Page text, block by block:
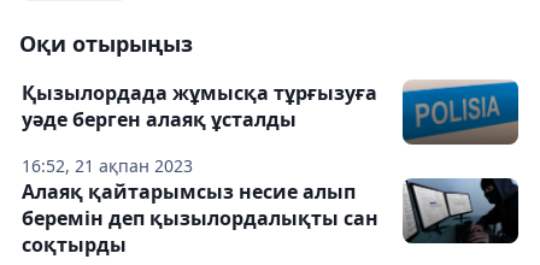
Оқи отырыңыз
16:52, 21 ақпан 2023
Қызылордада жұмысқа тұрғызуға
уәде берген алаяқ ұсталды
Алаяқ қайтарымсыз несие алып
беремін деп қызылордалықты сан
соқтырды